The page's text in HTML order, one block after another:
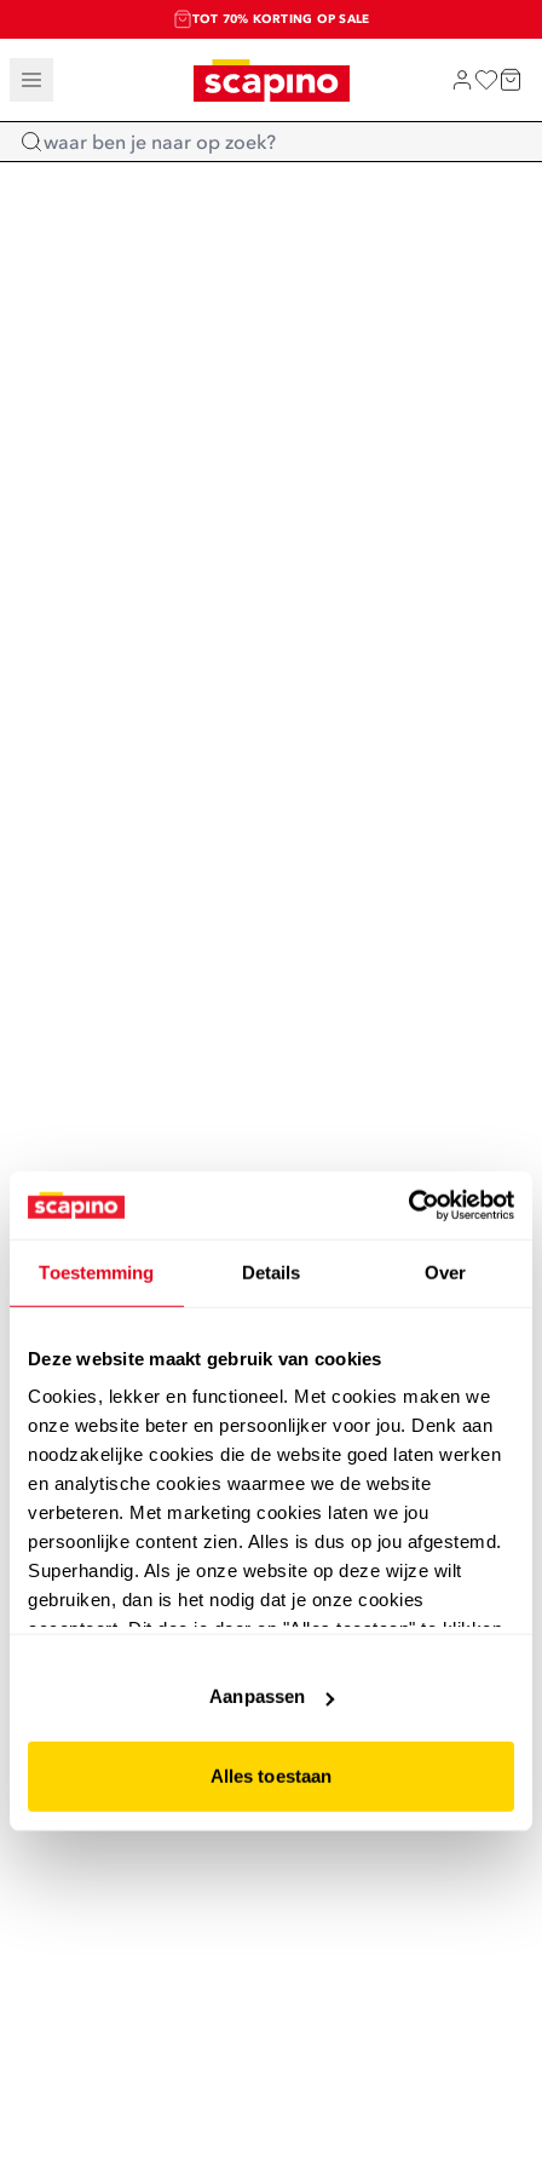
Toestemming Details Over
Deze website maakt gebruik van cookies
Cookies, lekker en functioneel. Met cookies maken we
onze website beter en persoonlijker voor jou. Denk aan
noodzakelijke cookies die de website goed laten werken
en analytische cookies waarmee we de website
verbeteren. Met marketing cookies laten we jou
persoonlijke content zien. Alles is dus op jou afgestemd.
Superhandig. Als je onze website op deze wijze wilt
gebruiken, dan is het nodig dat je onze cookies
accepteert. Dit doe je door op "Alles toestaan" te klikken.
website niet optimaal functioneert.
Aanpassen
Alles toestaan
TOT 70% KORTING OP SALE
SALE: LAATSTE KANS!
SHOP NIEUW
Home